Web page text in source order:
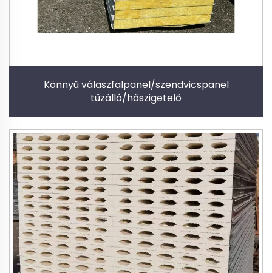
Könnyű válaszfalpanel/szendvicspanel
tűzálló/hőszigetelő